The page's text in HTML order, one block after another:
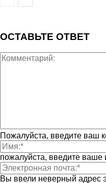
ОСТАВЬТЕ ОТВЕТ
Пожалуйста, введите ваш
пожалуйста, введите ваше
Вы ввели неверный адрес